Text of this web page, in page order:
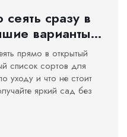
сразу в
варианты
прямо в открытый
список сортов для
уходу и что не стоит
яркий сад без